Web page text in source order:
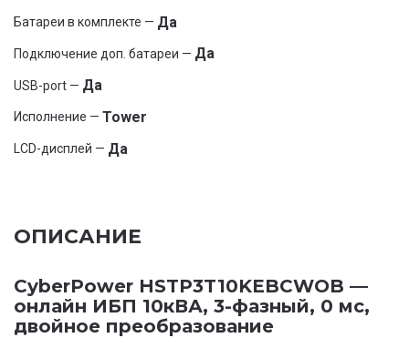
Батареи в комплекте — Да
Подключение доп. батареи — Да
USB-port — Да
Исполнение — Tower
LCD-дисплей — Да
ОПИСАНИЕ
CyberPower HSTP3T10KEBCWOB —
онлайн ИБП 10кВА, 3-фазный, 0 мс,
двойное преобразование